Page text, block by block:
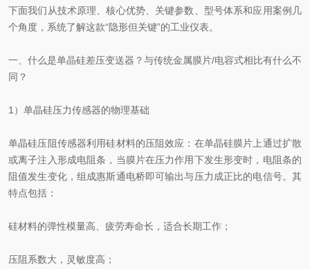
下面我们从技术原理、核心优势、关键参数、型号体系和应用案例几
个角度，系统了解这款“隐形但关键”的工业仪表。
一、什么是单晶硅差压变送器？与传统金属膜片/电容式相比有什么不
同？
1）单晶硅压力传感器的物理基础
单晶硅压阻传感器利用硅材料的压阻效应：在单晶硅膜片上通过扩散
或离子注入形成电阻条，当膜片在压力作用下发生形变时，电阻条的
阻值发生变化，组成惠斯通电桥即可输出与压力成正比的电信号。其
特点包括：
硅材料的弹性模量高、疲劳寿命长，适合长期工作；
压阻系数大，灵敏度高；